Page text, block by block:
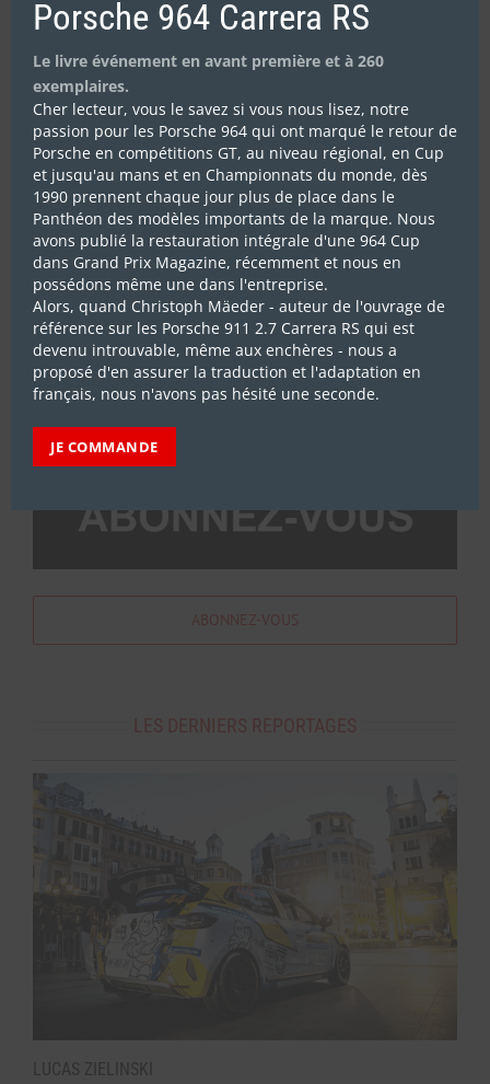
ABONNEZ-VOUS
LUCAS ZIELINSKI
Porsche 964 Carrera RS
Le livre événement en avant première et à 260
exemplaires.
Cher lecteur, vous le savez si vous nous lisez, notre
passion pour les Porsche 964 qui ont marqué le retour de
Porsche en compétitions GT, au niveau régional, en Cup
et jusqu'au mans et en Championnats du monde, dès
1990 prennent chaque jour plus de place dans le
Panthéon des modèles importants de la marque. Nous
avons publié la restauration intégrale d'une 964 Cup
dans Grand Prix Magazine, récemment et nous en
possédons même une dans l'entreprise.
Alors, quand Christoph Mäeder - auteur de l'ouvrage de
référence sur les Porsche 911 2.7 Carrera RS qui est
devenu introuvable, même aux enchères - nous a
proposé d'en assurer la traduction et l'adaptation en
français, nous n'avons pas hésité une seconde.
JE COMMANDE